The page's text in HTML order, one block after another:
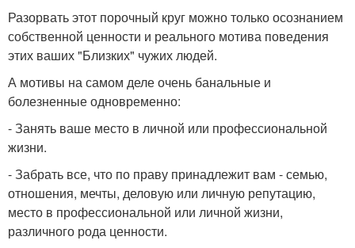
Разорвать этот порочный круг можно только осознанием
собственной ценности и реального мотива поведения
этих ваших "Близких" чужих людей.
А мотивы на самом деле очень банальные и
болезненные одновременно:
- Занять ваше место в личной или профессиональной
жизни.
- Забрать все, что по праву принадлежит вам - семью,
отношения, мечты, деловую или личную репутацию,
место в профессиональной или личной жизни,
различного рода ценности.